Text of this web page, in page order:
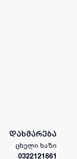
დახმარება
ცხელი ხაზი
0322121661